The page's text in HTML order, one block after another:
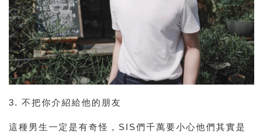
3. 不把你介紹給他的朋友
這種男生一定是有奇怪，SIS們千萬要小心他們其實是